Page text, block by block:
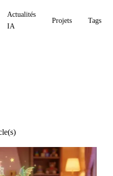
Actualités
IA
Projets Tags